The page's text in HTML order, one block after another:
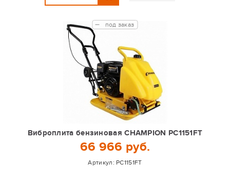
Виброплита бензиновая CHAMPION PC1151FT
66 966 руб.
Артикул: PC1151FT
под заказ